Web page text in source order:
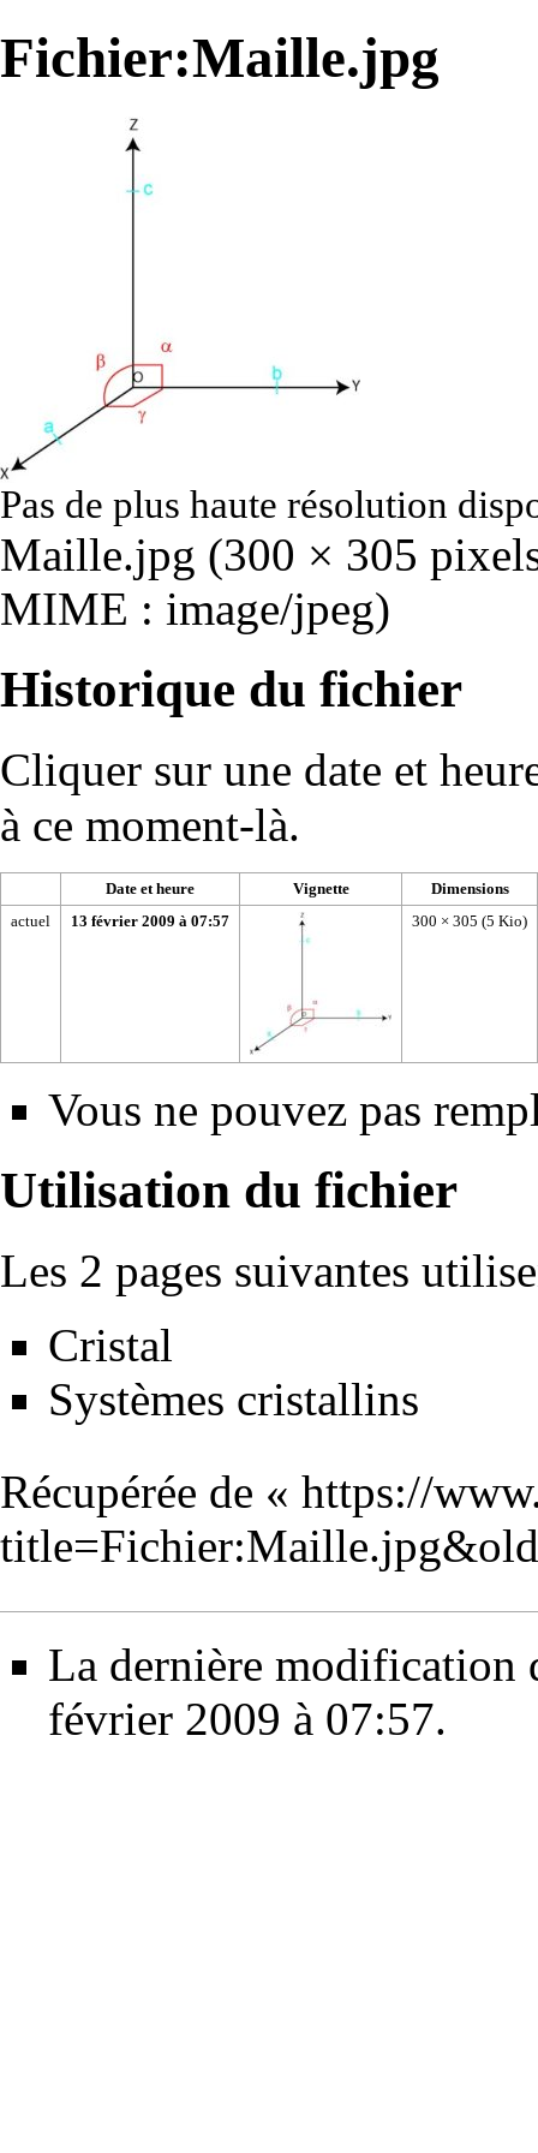
Fichier:Maille.jpg
Pas de plus haute résolution
Maille.jpg (300 × 305
MIME : image/jpeg)
Historique du fichier
Cliquer sur une date et
à ce moment-là.
Date et heure Vignette
Dimensions
actuel
13 février 2009 à 07:57 300 × 305 (5 Kio)
Vous ne pouvez pas
Utilisation du fichier
Les 2 pages suivantes
Cristal
Systèmes cristallins
Récupérée de « https://
La dernière modification
février 2009 à 07:57.